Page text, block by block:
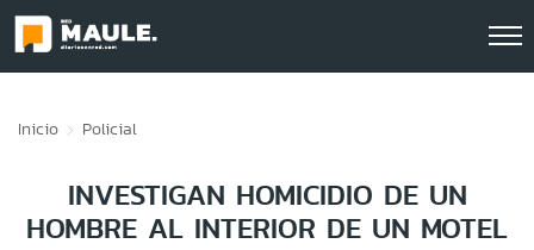
Inicio Policial
INVESTIGAN HOMICIDIO DE UN
HOMBRE AL INTERIOR DE UN MOTEL